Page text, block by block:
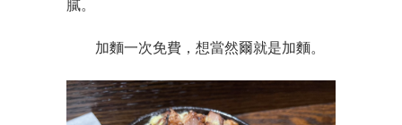
膩。
加麵一次免費，想當然爾就是加麵。